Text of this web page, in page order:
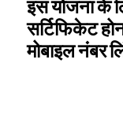
इस योजना के
सर्टिफिकेट
मोबाइल नंबर